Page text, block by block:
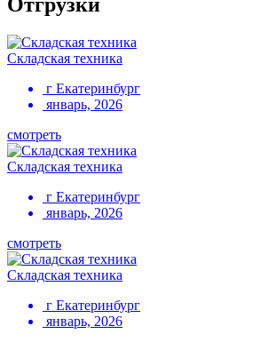
Складская техника
г Екатеринбург
январь, 2026
смотреть
Складская техника
г Екатеринбург
январь, 2026
смотреть
Складская техника
г Екатеринбург
январь, 2026